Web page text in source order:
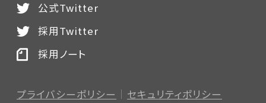
プライバシーポリシー
セキュリティポリシー
公式Twitter
採用Twitter
採用ノート